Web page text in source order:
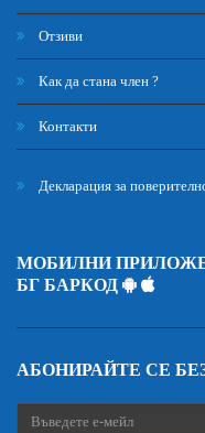
Отзиви
Как да стана член ?
Контакти
Декларация за
МОБИЛНИ
БГ БАРКОД
АБОНИРАЙТЕ СЕ